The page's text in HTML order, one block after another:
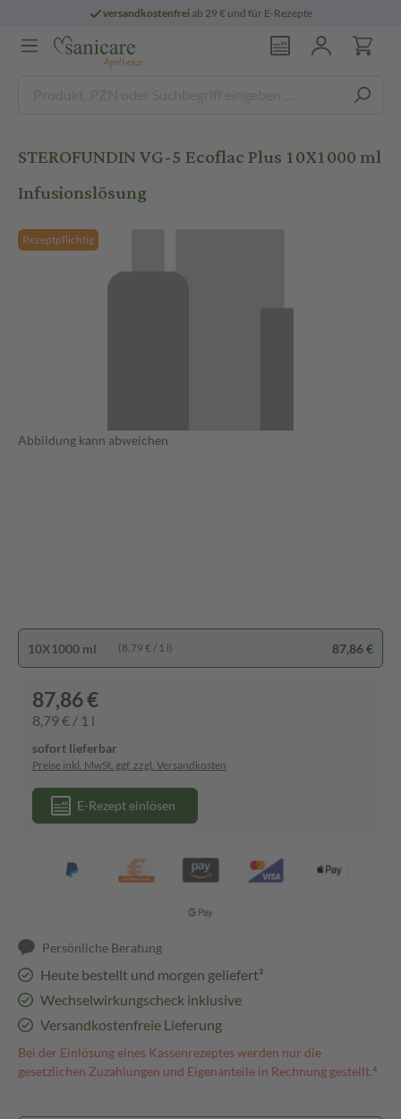
versandkostenfreiab 29 € und für E-Rezepte
STEROFUNDIN VG-5 Ecoflac Plus 10X1000 ml
Infusionslösung
Rezeptpflichtig
Abbildung kann abweichen
10X1000 ml (8,79 € / 1 l) 87,86 €
87,86 €
8,79 € / 1 l
sofort lieferbar
Preise inkl. MwSt. ggf. zzgl. Versandkosten
E-Rezept einlösen
Persönliche Beratung
Heute bestellt und morgen geliefert³
Wechselwirkungscheck inklusive
Versandkostenfreie Lieferung
Bei der Einlösung eines Kassenrezeptes werden nur die
gesetzlichen Zuzahlungen und Eigenanteile in Rechnung gestellt.⁴